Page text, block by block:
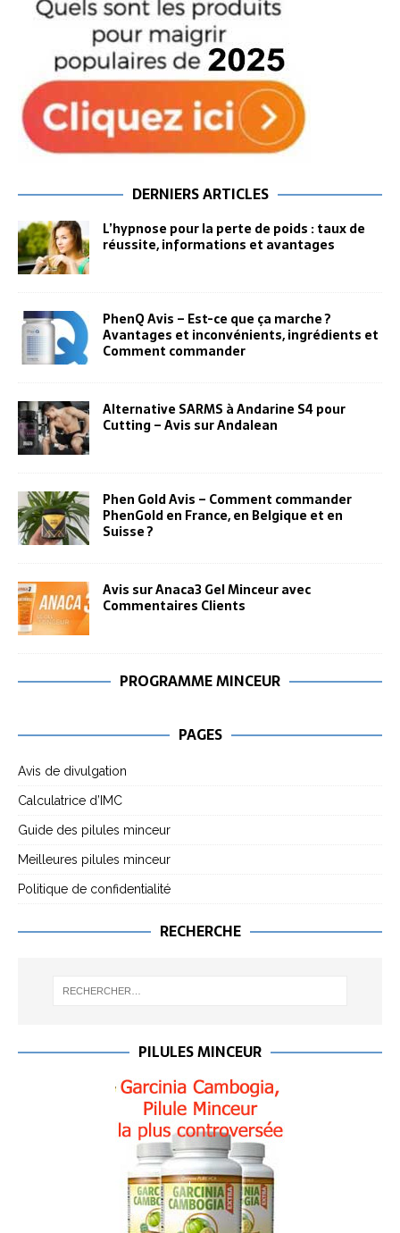
DERNIERS ARTICLES
L’hypnose pour la perte de poids : taux de
réussite, informations et avantages
PhenQ Avis – Est-ce que ça marche ?
Avantages et inconvénients, ingrédients et
Comment commander
Alternative SARMS à Andarine S4 pour
Cutting – Avis sur Andalean
Phen Gold Avis – Comment commander
PhenGold en France, en Belgique et en
Suisse ?
Avis sur Anaca3 Gel Minceur avec
Commentaires Clients
PROGRAMME MINCEUR
PAGES
Avis de divulgation
Calculatrice d’IMC
Guide des pilules minceur
Meilleures pilules minceur
Politique de confidentialité
RECHERCHE
PILULES MINCEUR